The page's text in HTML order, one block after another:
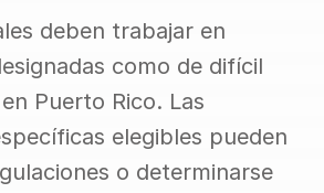
deben trabajar en
como de difícil
Puerto Rico. Las
elegibles pueden
o determinarse